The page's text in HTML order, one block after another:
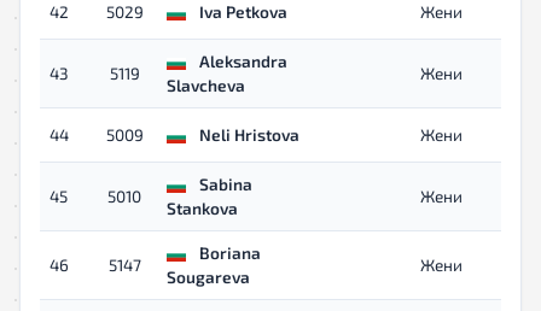
42 5029 Iva Petkova Жени
43 5119
Aleksandra
Slavcheva
Жени
44 5009 Neli Hristova Жени
45 5010
Sabina
Stankova
Жени
46 5147
Boriana
Sougareva
Жени